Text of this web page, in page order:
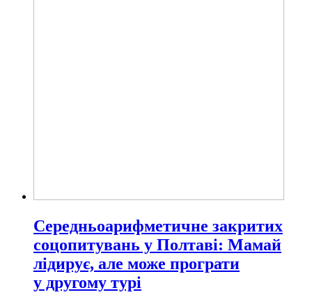
Середньоарифметичне закритих
соцопитувань у Полтаві: Мамай
лідирує, але може програти
у другому турі